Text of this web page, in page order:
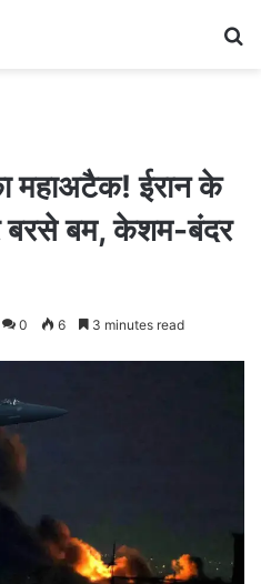
महाअटैक! ईरान के
बरसे बम, केशम-बंदर
0 6 3 minutes read